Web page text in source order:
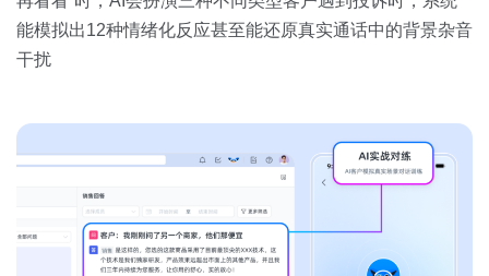
能模拟出12种情绪化反应甚至能还原真实通话中的背景杂音
干扰